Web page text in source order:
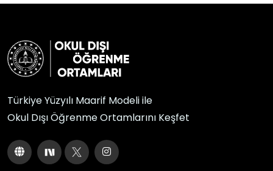
Türkiye Yüzyılı Maarif Modeli ile
Okul Dışı Öğrenme Ortamlarını Keşfet